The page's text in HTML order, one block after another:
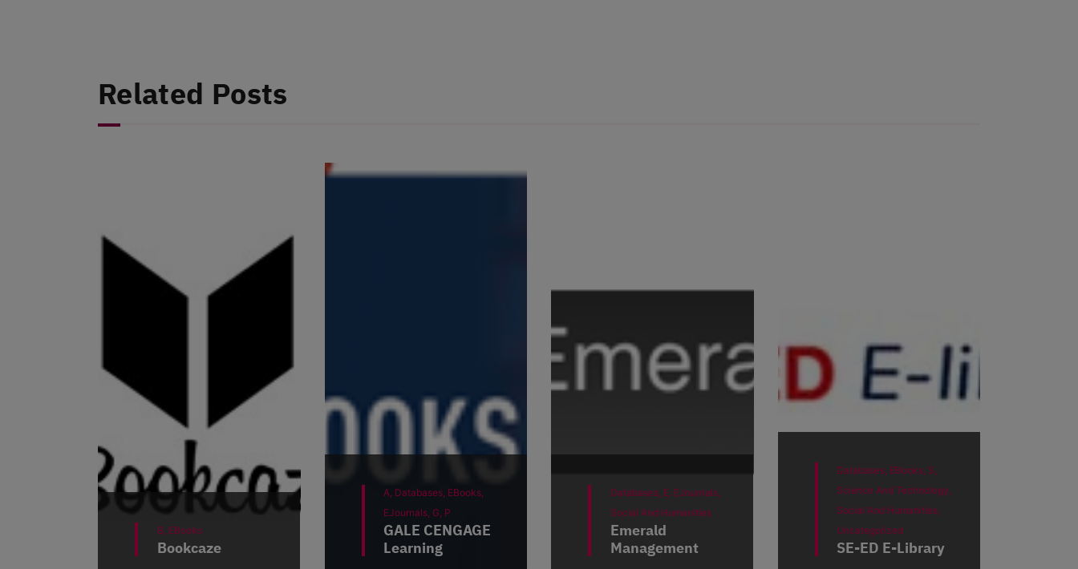
Related Posts
B, EBooks
Bookcaze
A, Databases, EBooks,
EJournals,G, P
GALE CENGAGE
Learning
Databases, E, EJournals,
Social And Humanities
Emerald
Management
Databases, EBooks, S,
Science And Technology,
Social And Humanities,
Uncategorized
SE-ED E-Library